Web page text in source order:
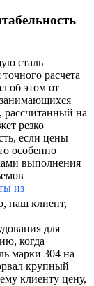
сталь
расчета
об этом от
рассчитанный на
резко
если цены
особенно
выполнения
из
наш клиент,
для
когда
марки 304 на
крупный
клиенту цену,